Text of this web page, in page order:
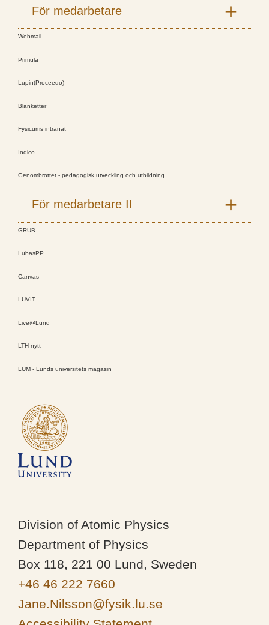
För medarbetare
Webmail
Primula
Lupin(Proceedo)
Blanketter
Fysicums intranät
Indico
Genombrottet - pedagogisk utveckling och utbildning
För medarbetare II
GRUB
LubasPP
Canvas
LUVIT
Live@Lund
LTH-nytt
LUM - Lunds universitets magasin
Division of Atomic Physics
Department of Physics
Box 118, 221 00 Lund, Sweden
+46 46 222 7660
Jane.Nilsson@fysik.lu.se